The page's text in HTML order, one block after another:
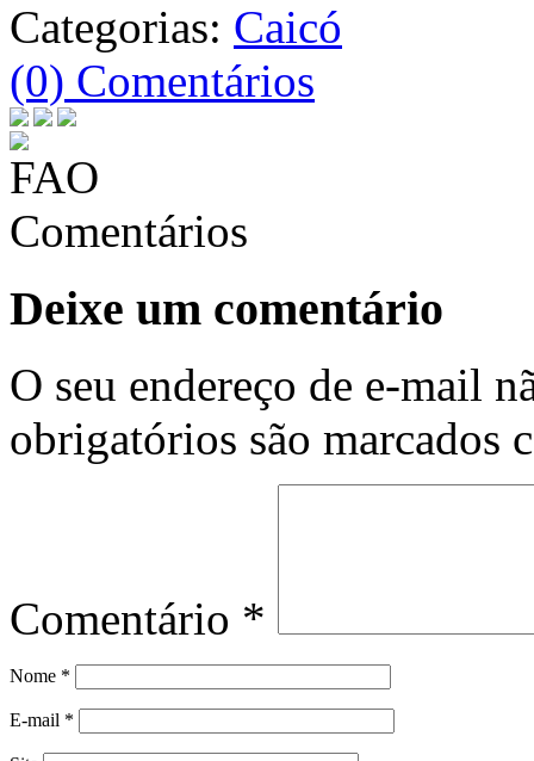
Categorias: Caicó
(0) Comentários
Comentários
Deixe um comentário
O seu endereço de e-mail
obrigatórios são marcados
Comentário *
Nome *
E-mail *